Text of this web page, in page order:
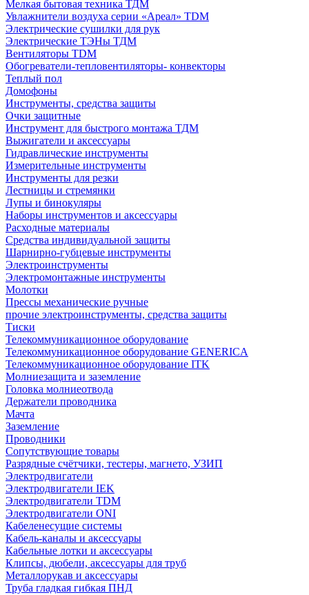
Мелкая бытовая техника ТДМ
Увлажнители воздуха серии «Ареал» TDM
Электрические сушилки для рук
Электрические ТЭНы ТДМ
Вентиляторы TDM
Обогреватели-тепловентиляторы- конвекторы
Теплый пол
Домофоны
Инструменты, средства защиты
Очки защитные
Инструмент для быстрого монтажа ТДМ
Выжигатели и аксессуары
Гидравлические инструменты
Измерительные инструменты
Инструменты для резки
Лестницы и стремянки
Лупы и бинокуляры
Наборы инструментов и аксессуары
Расходные материалы
Средства индивидуальной защиты
Шарнирно-губцевые инструменты
Электроинструменты
Электромонтажные инструменты
Молотки
Прессы механические ручные
прочие электроинструменты, средства защиты
Тиски
Телекоммуникационное оборудование
Телекоммуникационное оборудование GENERICA
Телекоммуникационное оборудование ITK
Молниезащита и заземление
Головка молниеотвода
Держатели проводника
Мачта
Заземление
Проводники
Сопутствующие товары
Разрядные счётчики, тестеры, магнето, УЗИП
Электродвигатели
Электродвигатели IEK
Электродвигатели TDM
Электродвигатели ONI
Кабеленесущие системы
Кабель-каналы и аксессуары
Кабельные лотки и аксессуары
Клипсы, дюбели, аксессуары для труб
Металлорукав и аксессуары
Труба гладкая гибкая ПНД